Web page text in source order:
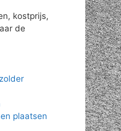
kostprijs,
de
plaatsen